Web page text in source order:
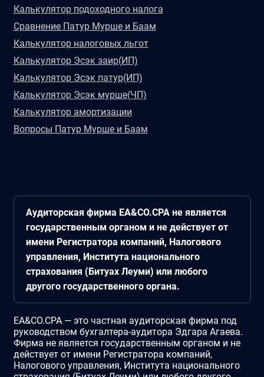
Калькулятор подоходного налога
Сравнение Патур Мурше и Баам
Калькулятор налоговых льгот
Калькулятор Эсэк заир(ИП)
Калькулятор Эсэк патур(ИП)
Калькулятор Эсэк мурше(ЧП)
Калькулятор амортизации
Вопросы Патур Мурше и Баам
Аудиторская фирма EA&CO.CPA не является
государственным органом и не действует от
имени Регистратора компаний, Налогового
управления, Института национального
страхования (Битуах Леуми) или любого
другого государственного органа.
EA&CO.CPA — это частная аудиторская фирма под
руководством бухгалтера-аудитора Эдгара Агаева.
Фирма не является государственным органом и не
действует от имени Регистратора компаний,
Налогового управления, Института национального